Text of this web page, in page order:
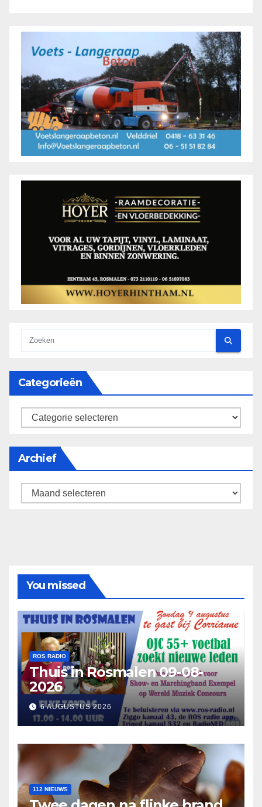
Categorieën
categorieën
Archief
Archief
You missed
ROS RADIO
Thuis in Rosmalen 09-08-
2026
6 AUGUSTUS 2026
112 NIEUWS